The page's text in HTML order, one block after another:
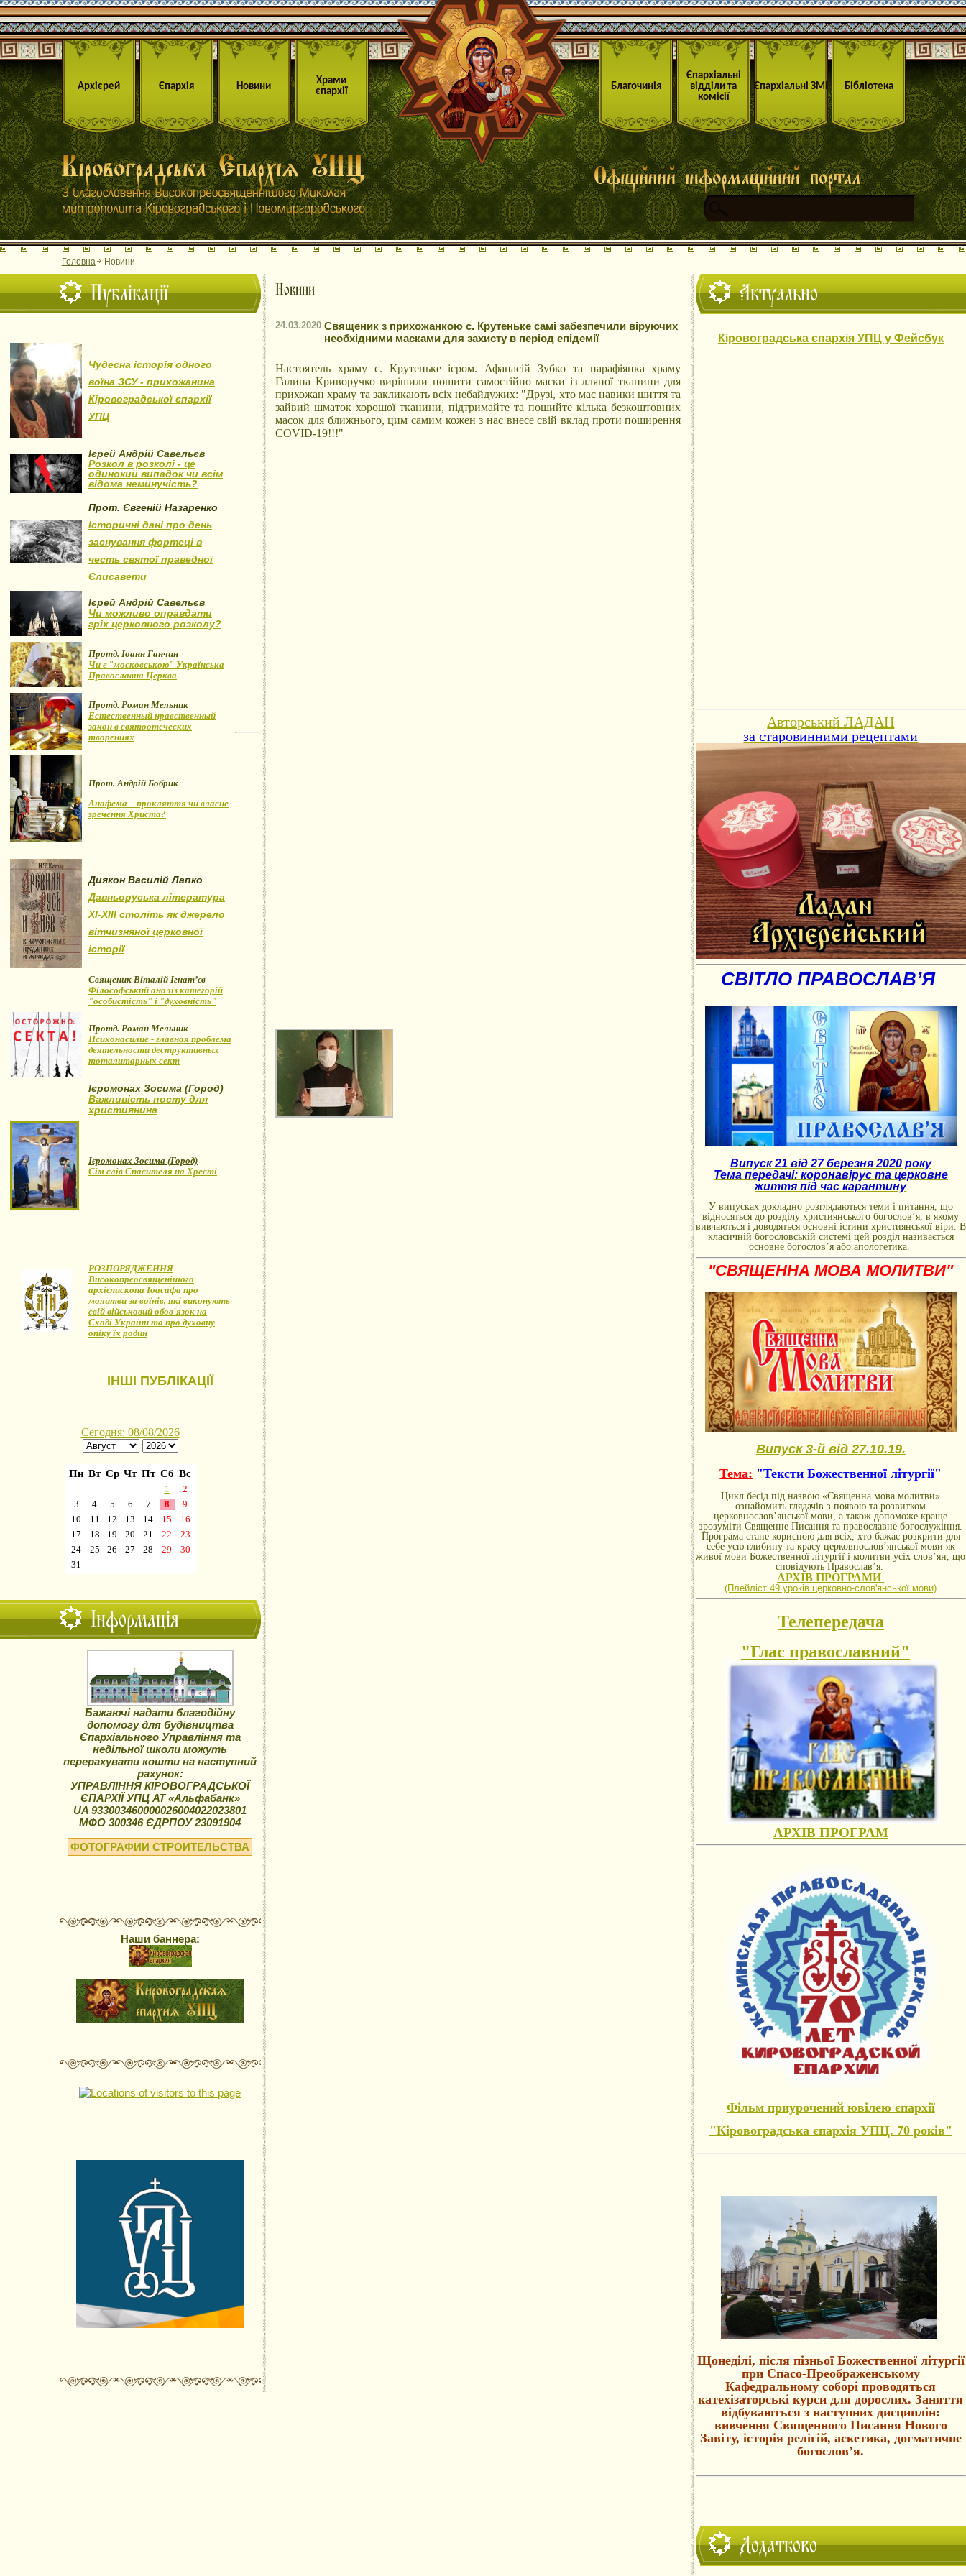
Архієрей Єпархія Новини
Храми
єпархії
Благочинія
Єпархіальні
відділи та
комісії
Єпархіальні ЗМІ Бібліотека
Головна Новини
Актуально
Кіровоградська єпархія УПЦ у Фейсбук
Авторський ЛАДАН
за старовинними рецептами
СВІТЛО ПРАВОСЛАВ’Я
Випуск 21 від 27 березня 2020 року
Тема передачі: коронавірус та церковне
життя під час карантину
У випусках докладно розглядаються теми і питання, що
відносяться до розділу християнського богослов’я, в якому
вивчаються і доводяться основні істини християнської віри. В
класичній богословській системі цей розділ називається
основне богослов’я або апологетика.
"СВЯЩЕННА МОВА МОЛИТВИ"
Випуск 3-й від 27.10.19.
Тема: "Тексти Божественної літургії"
Цикл бесід під назвою «Священна мова молитви»
ознайомить глядачів з появою та розвитком
церковнослов’янської мови, а також допоможе краще
зрозуміти Священне Писання та православне богослужіння.
Програма стане корисною для всіх, хто бажає розкрити для
себе усю глибину та красу церковнослов’янської мови як
живої мови Божественної літургії і молитви усіх слов’ян, що
сповідують Православ’я.
АРХІВ ПРОГРАМИ
(Плейліст 49 уроків церковно-словꞌянської мови)
Телепередача
"Глас православний"
АРХІВ ПРОГРАМ
Фільм приурочений ювілею єпархії
"Кіровоградська єпархія УПЦ. 70 років"
Щонеділі, після пізньої Божественної літургії
при Спасо-Преображенському
Кафедральному соборі проводяться
катехізаторські курси для дорослих. Заняття
відбуваються з наступних дисциплін:
вивчення Священного Писання Нового
Завіту, історія релігій, аскетика, догматичне
богослов’я.
Додатково
Публікації
Чудесна історія одного
воїна ЗСУ - прихожанина
Кіровоградської єпархії
УПЦ
Ієрей Андрій Савельєв
Розкол в розколі - це
одинокий випадок чи всім
відома неминучість?
Прот. Євгеній Назаренко
Історичні дані про день
заснування фортеці в
честь святої праведної
Єлисавети
Ієрей Андрій Савельєв
Чи можливо оправдати
гріх церковного розколу?
Протд. Іоанн Ганчин
Чи є "московською" Українська
Православна Церква
Протд. Роман Мельник
Естественный нравственный
закон в святоотеческих
творениях
Прот. Андрій Бобрик
Анафема – прокляття чи власне
зречення Христа?
Диякон Василій Лапко
Давньоруська література
XI-XIII століть як джерело
вітчизняної церковної
історії
Священик Віталій Ігнат’єв
Філософський аналіз категорій
"особистість" і "духовність"
Протд. Роман Мельник
Психонасилие - главная проблема
деятельности деструктивных
тоталитарных сект
Ієромонах Зосима (Город)
Важливість посту для
християнина
Ієромонах Зосима (Город)
Сім слів Спасителя на Хресті
РОЗПОРЯДЖЕННЯ
Високопреосвященішого
архієпископа Іоасафа про
молитви за воїнів, які виконують
свій військовий обов'язок на
Сході України та про духовну
опіку їх родин
ІНШІ ПУБЛІКАЦІЇ
Інформація
Бажаючі надати благодійну
допомогу для будівництва
Єпархіального Управління та
недільної школи можуть
перерахувати кошти на наступний
рахунок:
УПРАВЛІННЯ КІРОВОГРАДСЬКОЇ
ЄПАРХІЇ УПЦ АТ «Альфабанк»
UA 933003460000026004022023801
МФО 300346 ЄДРПОУ 23091904
ФОТОГРАФИИ СТРОИТЕЛЬСТВА
Наши баннера:
Новини
24.03.2020 Священик з прихожанкою с. Крутеньке самі забезпечили віруючих
необхідними масками для захисту в період епідемії
Настоятель храму с. Крутеньке ієром. Афанасій Зубко та парафіянка храму
Галина Криворучко вирішили пошити самостійно маски із лляної тканини для
прихожан храму та закликають всіх небайдужих: "Друзі, хто має навики шиття та
зайвий шматок хорошої тканини, підтримайте та пошийте кілька безкоштовних
масок для ближнього, цим самим кожен з нас внесе свій вклад проти поширення
COVID-19!!!"